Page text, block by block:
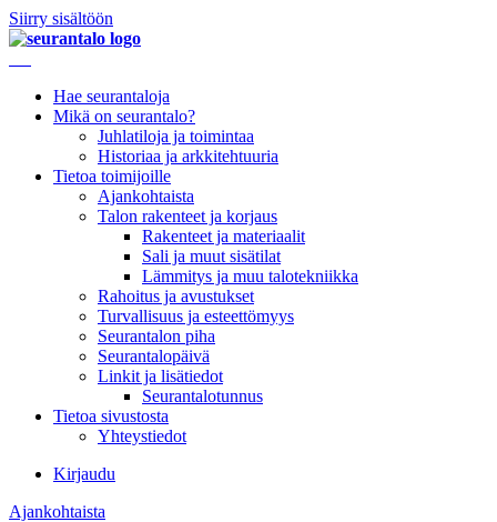
Siirry sisältöön
Hae seurantaloja
Mikä on seurantalo?
Juhlatiloja ja toimintaa
Historiaa ja arkkitehtuuria
Tietoa toimijoille
Ajankohtaista
Talon rakenteet ja korjaus
Rakenteet ja materiaalit
Sali ja muut sisätilat
Lämmitys ja muu talotekniikka
Rahoitus ja avustukset
Turvallisuus ja esteettömyys
Seurantalon piha
Seurantalopäivä
Linkit ja lisätiedot
Seurantalotunnus
Tietoa sivustosta
Yhteystiedot
Kirjaudu
Ajankohtaista